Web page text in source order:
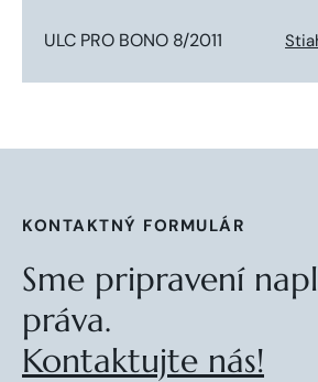
ULC PRO BONO 8/2011
KONTAKTNÝ FORMULÁR
Sme pripravení
práva.
Kontaktujte nás!